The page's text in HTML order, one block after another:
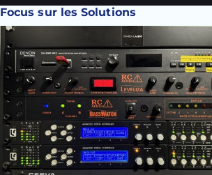
Focus sur les Solutions